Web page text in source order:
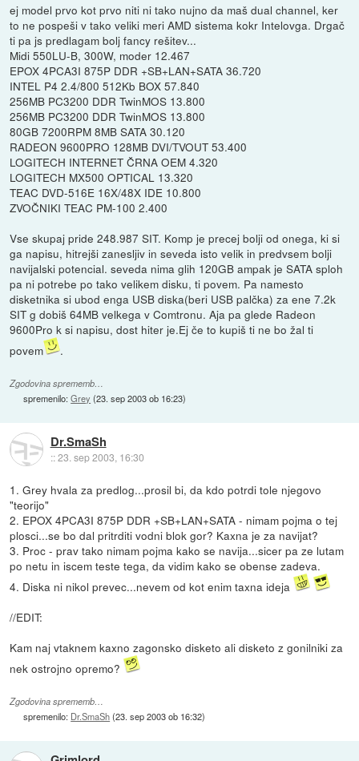
ej model prvo kot prvo niti ni tako nujno da maš dual channel, ker
to ne pospeši v tako veliki meri AMD sistema kokr Intelovga. Drgač
ti pa js predlagam bolj fancy rešitev...
Midi 550LU-B, 300W, moder 12.467
EPOX 4PCA3I 875P DDR +SB+LAN+SATA 36.720
INTEL P4 2.4/800 512Kb BOX 57.840
256MB PC3200 DDR TwinMOS 13.800
256MB PC3200 DDR TwinMOS 13.800
80GB 7200RPM 8MB SATA 30.120
RADEON 9600PRO 128MB DVI/TVOUT 53.400
LOGITECH INTERNET ČRNA OEM 4.320
LOGITECH MX500 OPTICAL 13.320
TEAC DVD-516E 16X/48X IDE 10.800
ZVOČNIKI TEAC PM-100 2.400
Vse skupaj pride 248.987 SIT. Komp je precej bolji od onega, ki si
ga napisu, hitrejši zanesljiv in seveda isto velik in predvsem bolji
navijalski potencial. seveda nima glih 120GB ampak je SATA sploh
pa ni potrebe po tako velikem disku, ti povem. Pa namesto
disketnika si ubod enga USB diska(beri USB palčka) za ene 7.2k
SIT g dobiš 64MB velkega v Comtronu. Aja pa glede Radeon
9600Pro k si napisu, dost hiter je.Ej če to kupiš ti ne bo žal ti
povem
.
Zgodovina sprememb…
spremenilo:Grey (23. sep 2003 ob 16:23)
Dr.SmaSh
::23. sep 2003, 16:30
1. Grey hvala za predlog...prosil bi, da kdo potrdi tole njegovo
"teorijo"
2. EPOX 4PCA3I 875P DDR +SB+LAN+SATA - nimam pojma o tej
plosci...se bo dal pritrditi vodni blok gor? Kaxna je za navijat?
3. Proc - prav tako nimam pojma kako se navija...sicer pa ze lutam
po netu in iscem teste tega, da vidim kako se obense zadeva.
4. Diska ni nikol prevec...nevem od kot enim taxna ideja
//EDIT:
Kam naj vtaknem kaxno zagonsko disketo ali disketo z gonilniki za
nek ostrojno opremo?
Zgodovina sprememb…
spremenilo: Dr.SmaSh(23. sep 2003 ob 16:32)